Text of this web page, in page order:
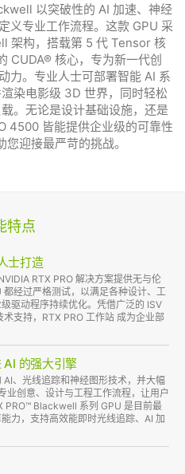
以突破性的 AI 加速、神经
义专业工作流程。这款 GPU 采
架构，搭载第 5 代 Tensor 核
CUDA® 核心，专为新一代创
力。专业人士可部署智能 AI 系
染电影级 3D 世界，同时轻松
。无论是设计基础设施，还是
4500 皆能提供企业级的可靠性
迎接最严苛的挑战。
特点
士打造
RTX PRO 解决方案提供无与伦
经过严格测试，以满足各种设计、工
驱动程序持续优化。凭借广泛的 ISV
支持，RTX PRO 工作站 成为企业部
的强大引擎
、光线追踪和神经图形技术，并大幅
业创意、设计与工程工作流程，让用户
PRO™ Blackwell 系列 GPU 是目前最
力，支持高效能即时光线追踪、AI 加